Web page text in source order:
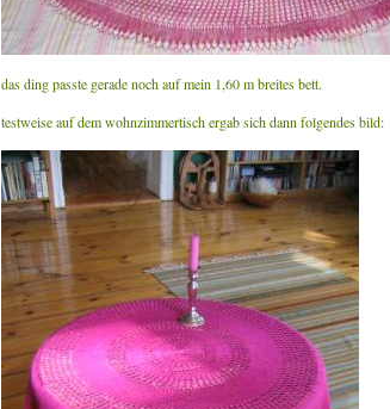
das ding passte gerade noch auf mein 1,60 m breites bett.
testweise auf dem wohnzimmertisch ergab sich dann folgendes bild: